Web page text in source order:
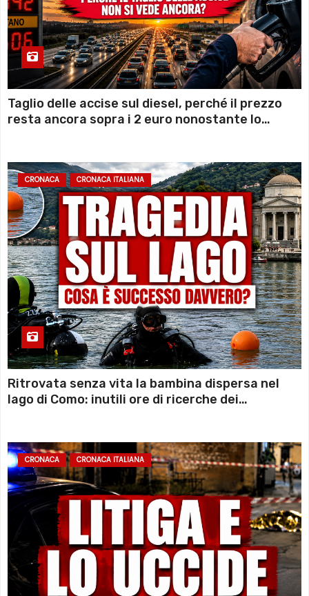
Taglio delle accise sul diesel, perché il prezzo
resta ancora sopra i 2 euro nonostante lo
CRONACA CRONACA ITALIANA
Ritrovata senza vita la bambina dispersa nel
lago di Como: inutili ore di ricerche dei
CRONACA CRONACA ITALIANA